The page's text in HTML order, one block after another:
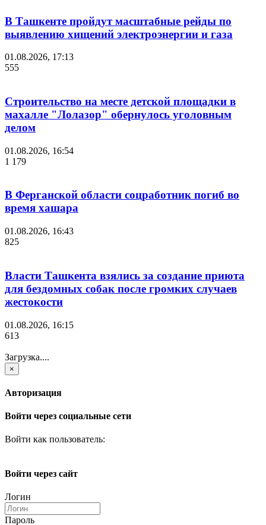
В Ташкенте пройдут масштабные рейды по
выявлению хищений электроэнергии и газа
01.08.2026, 17:13
555
Строительство на месте детской площадки в
махалле "Лолазор" обернулось уголовным
делом
01.08.2026, 16:54
1 179
В Ферганской области соцработник погиб во
время хашара
01.08.2026, 16:43
825
Власти Ташкента взялись за создание приюта
для бездомных собак после громких случаев
жестокости
01.08.2026, 16:15
613
Загрузка....
×
Авторизация
Войти через социальные сети
Войти как пользователь:
Войти через сайт
Логин
Пароль